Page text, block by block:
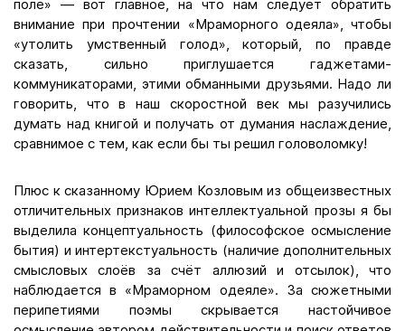
поле» — вот главное, на что нам следует обратить
внимание при прочтении «Мраморного одеяла», чтобы
«утолить умственный голод», который, по правде
сказать, сильно приглушается гаджетами-
коммуникаторами, этими обманными друзьями. Надо ли
говорить, что в наш скоростной век мы разучились
думать над книгой и получать от думания наслаждение,
сравнимое с тем, как если бы ты решил головоломку!
Плюс к сказанному Юрием Козловым из общеизвестных
отличительных признаков интеллектуальной прозы я бы
выделила концептуальность (философское осмысление
бытия) и интертекстуальность (наличие дополнительных
смысловых слоёв за счёт аллюзий и отсылок), что
наблюдается в «Мраморном одеяле». За сюжетными
перипетиями поэмы скрывается настойчивое